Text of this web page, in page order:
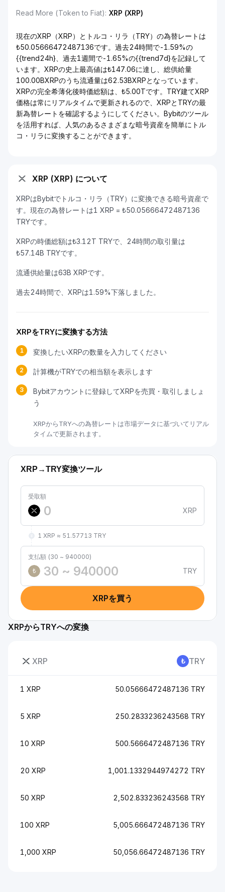
Read More (Token to Fiat): XRP (XRP)
現在のXRP（XRP）とトルコ・リラ（TRY）の為替レートは
₺50.05666472487136です。過去24時間で-1.59%の
{{trend24h}、過去1週間で-1.65%の{{trend7d}を記録して
います。XRPの史上最高値は₺147.06に達し、総供給量
100.00BXRPのうち流通量は62.53BXRPとなっています。
XRPの完全希薄化後時価総額は、₺5.00Tです。TRY建てXRP
価格は常にリアルタイムで更新されるので、XRPとTRYの最
新為替レートを確認するようにしてください。Bybitのツール
を活用すれば、人気のあるさまざまな暗号資産を簡単にトル
コ・リラに変換することができます。
XRP (XRP) について
XRPはBybitでトルコ・リラ（TRY）に変換できる暗号資産で
す。現在の為替レートは1 XRP = ₺50.05666472487136
TRYです。
XRPの時価総額は₺3.12T TRYで、24時間の取引量は
₺57.14B TRYです。
流通供給量は63B XRPです。
過去24時間で、XRPは1.59%下落しました。
XRPをTRYに変換する方法
1 変換したいXRPの数量を入力してください
2 計算機がTRYでの相当額を表示します
3
Bybitアカウントに登録してXRPを売買・取引しましょ
う
XRPからTRYへの為替レートは市場データに基づいてリアル
タイムで更新されます。
XRP→TRY変換ツール
受取額
XRP
1 XRP ≈ 51.57713 TRY
支払額 (30 ~ 940000)
₺
TRY
XRPを買う
XRPからTRYへの変換
XRP TRY
1 XRP 50.05666472487136 TRY
5 XRP 250.2833236243568 TRY
10 XRP 500.5666472487136 TRY
20 XRP 1,001.1332944974272 TRY
50 XRP 2,502.833236243568 TRY
100 XRP 5,005.666472487136 TRY
1,000 XRP 50,056.66472487136 TRY